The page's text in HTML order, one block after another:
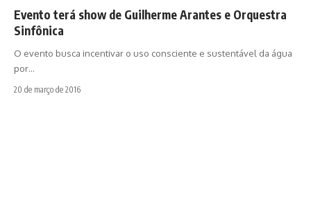
Evento terá show de Guilherme Arantes e Orquestra
Sinfônica
O evento busca incentivar o uso consciente e sustentável da água
por…
20 de março de 2016